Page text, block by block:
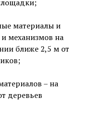
материалы и
механизмов на
ближе 2,5 м от
– на
деревьев